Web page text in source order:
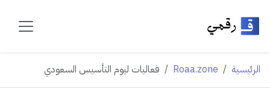
الرئيسية Roaa.zone فعاليات ليوم التأسيس السعودي